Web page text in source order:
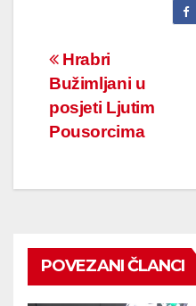
Navigacija
članaka
Hrabri
Bužimljani u
posjeti Ljutim
Pousorcima
POVEZANI ČLANCI